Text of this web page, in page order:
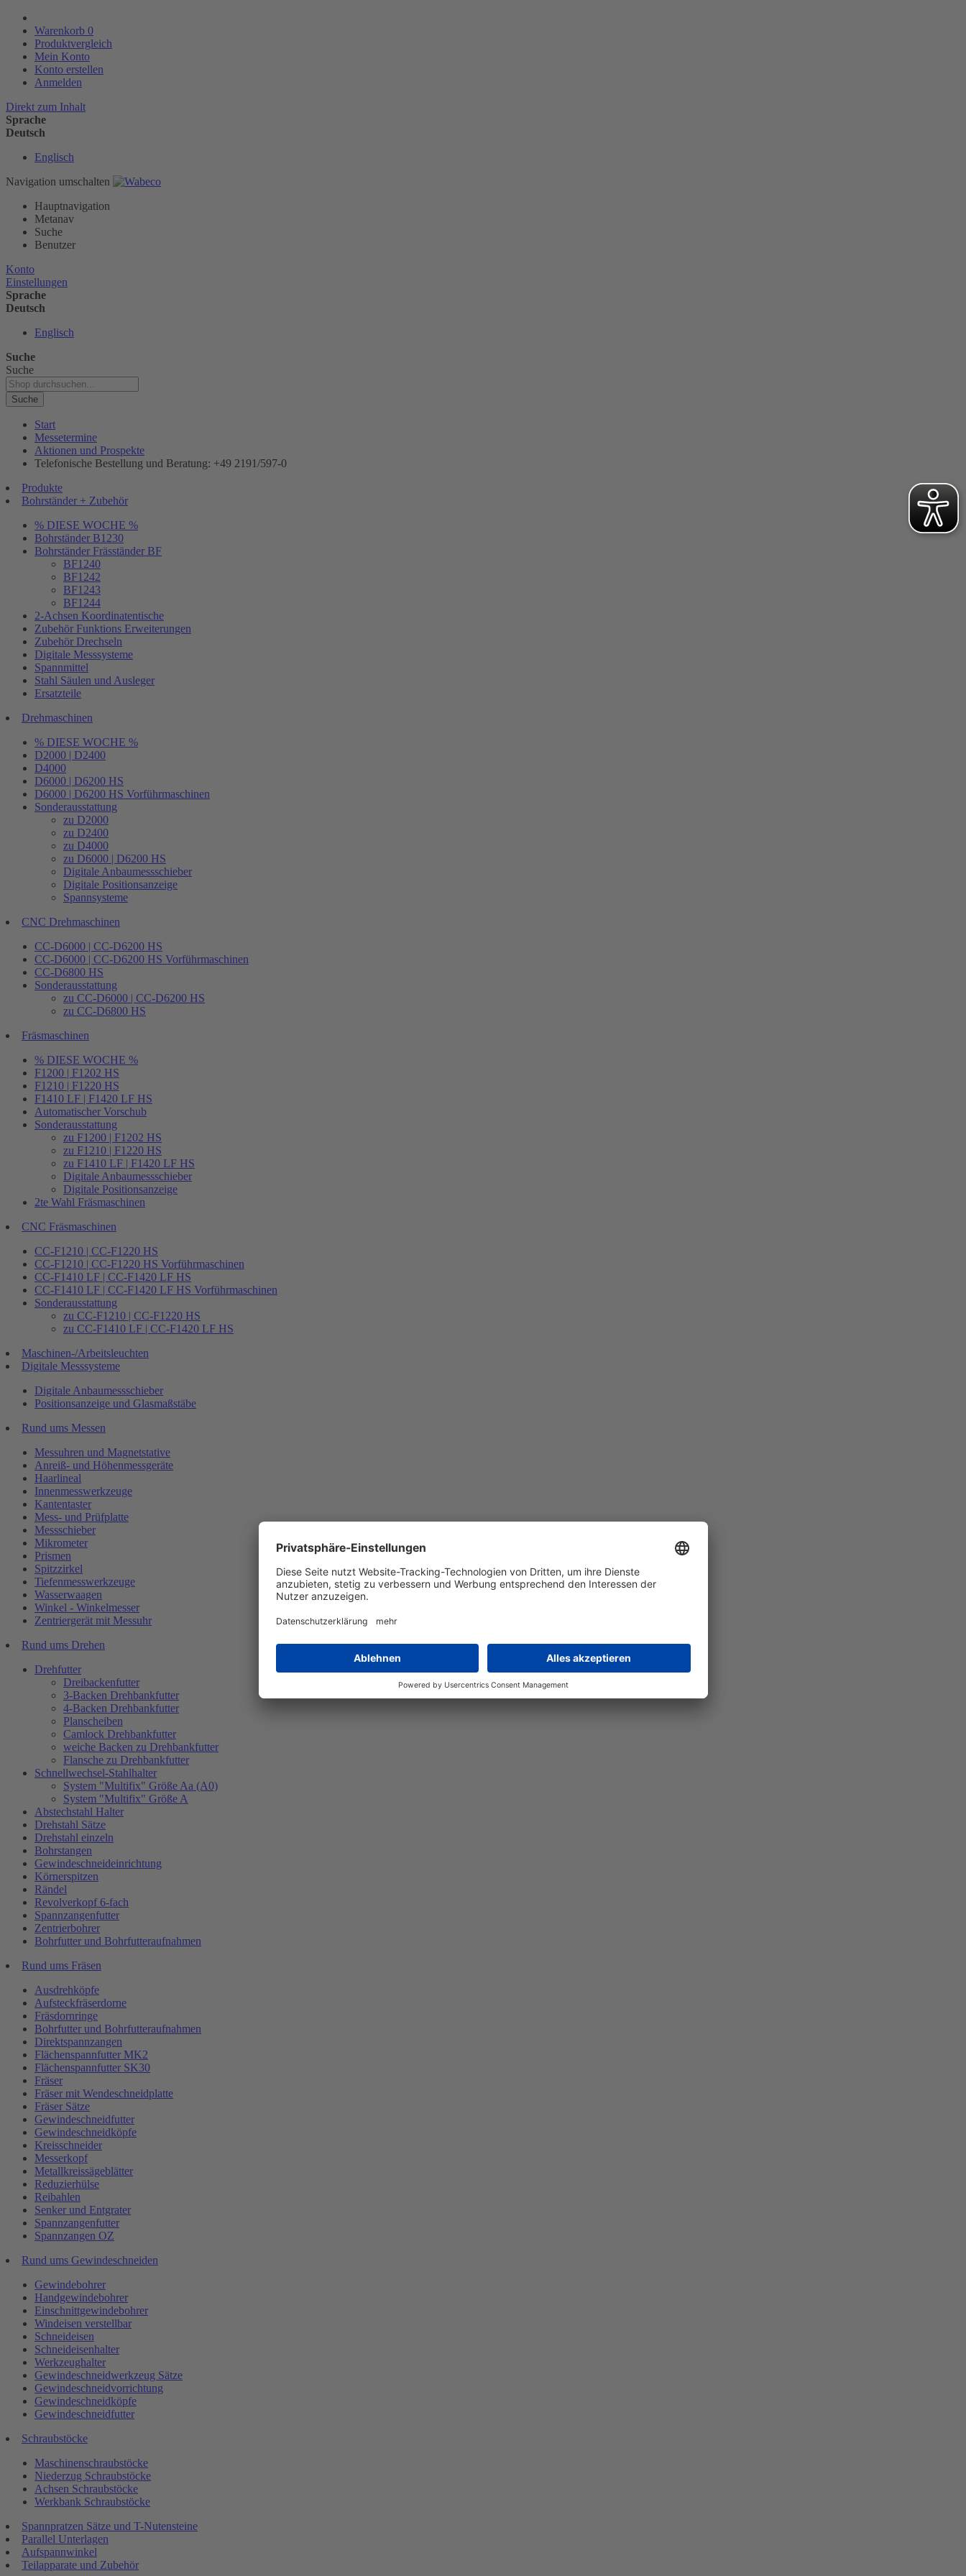
Warenkorb 0
Produktvergleich
Mein Konto
Konto erstellen
Anmelden
Direkt zum Inhalt
Sprache
Deutsch
Englisch
Navigation umschalten
Hauptnavigation
Metanav
Suche
Benutzer
Konto
Einstellungen
Sprache
Deutsch
Englisch
Suche
Suche
Suche
Start
Messetermine
Aktionen und Prospekte
Telefonische Bestellung und Beratung: +49 2191/597-0
Produkte
Bohrständer + Zubehör
% DIESE WOCHE %
Bohrständer B1230
Bohrständer Fräsständer BF
BF1240
BF1242
BF1243
BF1244
2-Achsen Koordinatentische
Zubehör Funktions Erweiterungen
Zubehör Drechseln
Digitale Messsysteme
Spannmittel
Stahl Säulen und Ausleger
Ersatzteile
Drehmaschinen
% DIESE WOCHE %
D2000 | D2400
D4000
D6000 | D6200 HS
D6000 | D6200 HS Vorführmaschinen
Sonderausstattung
zu D2000
zu D2400
zu D4000
zu D6000 | D6200 HS
Digitale Anbaumessschieber
Digitale Positionsanzeige
Spannsysteme
CNC Drehmaschinen
CC-D6000 | CC-D6200 HS
CC-D6000 | CC-D6200 HS Vorführmaschinen
CC-D6800 HS
Sonderausstattung
zu CC-D6000 | CC-D6200 HS
zu CC-D6800 HS
Fräsmaschinen
% DIESE WOCHE %
F1200 | F1202 HS
F1210 | F1220 HS
F1410 LF | F1420 LF HS
Automatischer Vorschub
Sonderausstattung
zu F1200 | F1202 HS
zu F1210 | F1220 HS
zu F1410 LF | F1420 LF HS
Digitale Anbaumessschieber
Digitale Positionsanzeige
2te Wahl Fräsmaschinen
CNC Fräsmaschinen
CC-F1210 | CC-F1220 HS
CC-F1210 | CC-F1220 HS Vorführmaschinen
CC-F1410 LF | CC-F1420 LF HS
CC-F1410 LF | CC-F1420 LF HS Vorführmaschinen
Sonderausstattung
zu CC-F1210 | CC-F1220 HS
zu CC-F1410 LF | CC-F1420 LF HS
Maschinen-/Arbeitsleuchten
Digitale Messsysteme
Digitale Anbaumessschieber
Positionsanzeige und Glasmaßstäbe
Rund ums Messen
Messuhren und Magnetstative
Anreiß- und Höhenmessgeräte
Haarlineal
Innenmesswerkzeuge
Kantentaster
Mess- und Prüfplatte
Messschieber
Mikrometer
Prismen
Spitzzirkel
Tiefenmesswerkzeuge
Wasserwaagen
Winkel - Winkelmesser
Zentriergerät mit Messuhr
Rund ums Drehen
Drehfutter
Dreibackenfutter
3-Backen Drehbankfutter
4-Backen Drehbankfutter
Planscheiben
Camlock Drehbankfutter
weiche Backen zu Drehbankfutter
Flansche zu Drehbankfutter
Schnellwechsel-Stahlhalter
System "Multifix" Größe Aa (A0)
System "Multifix" Größe A
Abstechstahl Halter
Drehstahl Sätze
Drehstahl einzeln
Bohrstangen
Gewindeschneideinrichtung
Körnerspitzen
Rändel
Revolverkopf 6-fach
Spannzangenfutter
Zentrierbohrer
Bohrfutter und Bohrfutteraufnahmen
Rund ums Fräsen
Ausdrehköpfe
Aufsteckfräserdorne
Fräsdornringe
Bohrfutter und Bohrfutteraufnahmen
Direktspannzangen
Flächenspannfutter MK2
Flächenspannfutter SK30
Fräser
Fräser mit Wendeschneidplatte
Fräser Sätze
Gewindeschneidfutter
Gewindeschneidköpfe
Kreisschneider
Messerkopf
Metallkreissägeblätter
Reduzierhülse
Reibahlen
Senker und Entgrater
Spannzangenfutter
Spannzangen OZ
Rund ums Gewindeschneiden
Gewindebohrer
Handgewindebohrer
Einschnittgewindebohrer
Windeisen verstellbar
Schneideisen
Schneideisenhalter
Werkzeughalter
Gewindeschneidwerkzeug Sätze
Gewindeschneidvorrichtung
Gewindeschneidköpfe
Gewindeschneidfutter
Schraubstöcke
Maschinenschraubstöcke
Niederzug Schraubstöcke
Achsen Schraubstöcke
Werkbank Schraubstöcke
Spannpratzen Sätze und T-Nutensteine
Parallel Unterlagen
Aufspannwinkel
Teilapparate und Zubehör